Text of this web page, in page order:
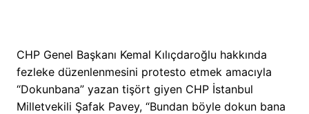
CHP Genel Başkanı Kemal Kılıçdaroğlu hakkında
fezleke düzenlenmesini protesto etmek amacıyla
“Dokunbana” yazan tişört giyen CHP İstanbul
Milletvekili Şafak Pavey, “Bundan böyle dokun bana